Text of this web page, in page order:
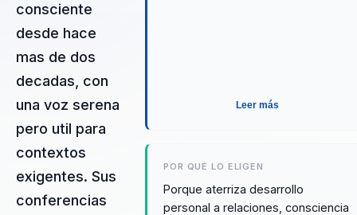
consciente
desde hace
mas de dos
decadas, con
una voz serena
pero util para
contextos
exigentes. Sus
conferencias
Leer más
POR QUÉ LO ELIGEN
Porque aterriza desarrollo
personal a relaciones, consciencia